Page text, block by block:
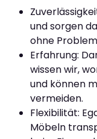
und sorgen
ohne
Erfahrung:
wissen wir,
und können
vermeiden.
Flexibilität:
Möbeln